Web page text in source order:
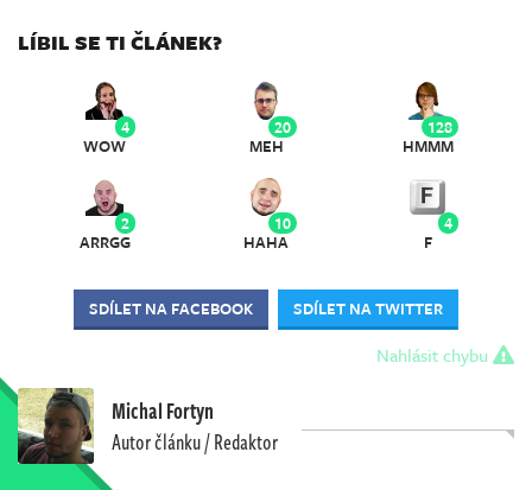
LÍBIL SE TI ČLÁNEK?
4
WOW
20
MEH
128
HMMM
2
ARRGG
10
HAHA
4
F
SDÍLET NA FACEBOOK SDÍLET NA TWITTER
Nahlásit chybu
Michal Fortyn
Autor článku / Redaktor